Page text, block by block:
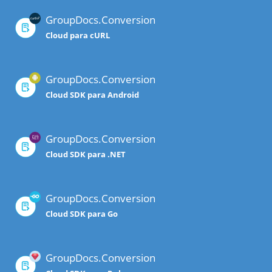
GroupDocs.Conversion
Cloud para cURL
GroupDocs.Conversion
Cloud SDK para Android
GroupDocs.Conversion
Cloud SDK para .NET
GroupDocs.Conversion
Cloud SDK para Go
GroupDocs.Conversion